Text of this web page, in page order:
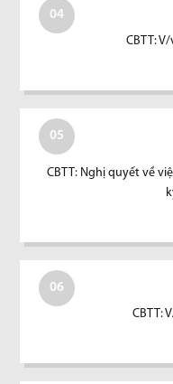
04
CBTT:
05
CBTT: Nghị quyết về
06
CBTT: